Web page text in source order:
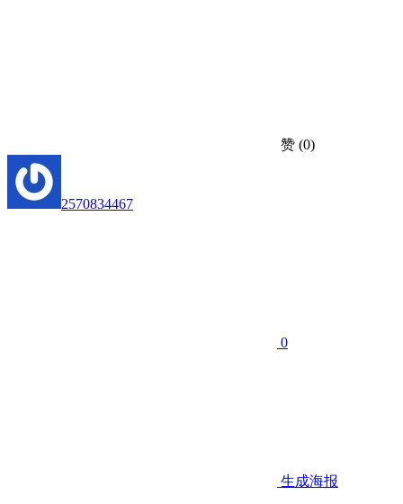
赞 (0)
2570834467
0
生成海报